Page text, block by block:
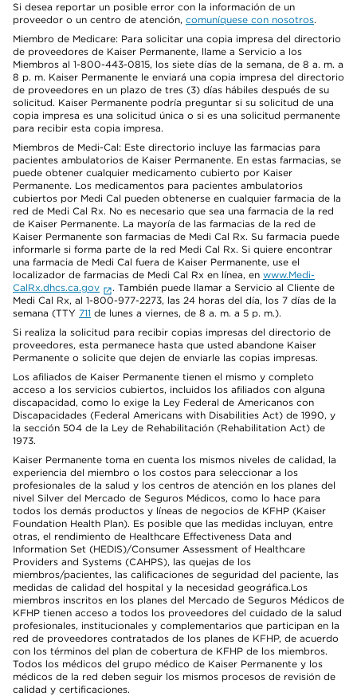
Si desea reportar un posible error con la información de un
proveedor o un centro de atención, comuníquese con nosotros.
Miembro de Medicare: Para solicitar una copia impresa del directorio
de proveedores de Kaiser Permanente, llame a Servicio a los
Miembros al 1-800-443-0815, los siete días de la semana, de 8 a. m. a
8 p. m. Kaiser Permanente le enviará una copia impresa del directorio
de proveedores en un plazo de tres (3) días hábiles después de su
solicitud. Kaiser Permanente podría preguntar si su solicitud de una
copia impresa es una solicitud única o si es una solicitud permanente
para recibir esta copia impresa.
Miembros de Medi-Cal: Este directorio incluye las farmacias para
pacientes ambulatorios de Kaiser Permanente. En estas farmacias, se
puede obtener cualquier medicamento cubierto por Kaiser
Permanente. Los medicamentos para pacientes ambulatorios
cubiertos por Medi Cal pueden obtenerse en cualquier farmacia de la
red de Medi Cal Rx. No es necesario que sea una farmacia de la red
de Kaiser Permanente. La mayoría de las farmacias de la red de
Kaiser Permanente son farmacias de Medi Cal Rx. Su farmacia puede
informarle si forma parte de la red Medi Cal Rx. Si quiere encontrar
una farmacia de Medi Cal fuera de Kaiser Permanente, use el
localizador de farmacias de Medi Cal Rx en línea, en www.Medi-
CalRx.dhcs.ca.gov
. También puede llamar a Servicio al Cliente de
Medi Cal Rx, al 1-800-977-2273, las 24 horas del día, los 7 días de la
semana (TTY 711 de lunes a viernes, de 8 a. m. a 5 p. m.).
Si realiza la solicitud para recibir copias impresas del directorio de
proveedores, esta permanece hasta que usted abandone Kaiser
Permanente o solicite que dejen de enviarle las copias impresas.
Los afiliados de Kaiser Permanente tienen el mismo y completo
acceso a los servicios cubiertos, incluidos los afiliados con alguna
discapacidad, como lo exige la Ley Federal de Americanos con
Discapacidades (Federal Americans with Disabilities Act) de 1990, y
la sección 504 de la Ley de Rehabilitación (Rehabilitation Act) de
1973.
Kaiser Permanente toma en cuenta los mismos niveles de calidad, la
experiencia del miembro o los costos para seleccionar a los
profesionales de la salud y los centros de atención en los planes del
nivel Silver del Mercado de Seguros Médicos, como lo hace para
todos los demás productos y líneas de negocios de KFHP (Kaiser
Foundation Health Plan). Es posible que las medidas incluyan, entre
otras, el rendimiento de Healthcare Effectiveness Data and
Information Set (HEDIS)/Consumer Assessment of Healthcare
Providers and Systems (CAHPS), las quejas de los
miembros/pacientes, las calificaciones de seguridad del paciente, las
medidas de calidad del hospital y la necesidad geográfica.Los
miembros inscritos en los planes del Mercado de Seguros Médicos de
KFHP tienen acceso a todos los proveedores del cuidado de la salud
profesionales, institucionales y complementarios que participan en la
red de proveedores contratados de los planes de KFHP, de acuerdo
con los términos del plan de cobertura de KFHP de los miembros.
Todos los médicos del grupo médico de Kaiser Permanente y los
médicos de la red deben seguir los mismos procesos de revisión de
calidad y certificaciones.